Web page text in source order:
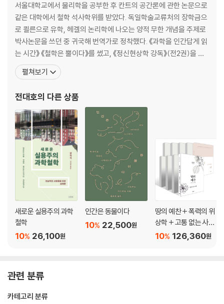
격정적인 맺음말
감사의 말
참고 문헌
용어 설명
옮긴이의 말
인명 찾아보기
서울대학교에서 물리학을 공부한 후 칸트의 공간론에 관한 논문으로
같은 대학에서 철학 석사학위를 받았다. 독일학술교류처의 장학금으
로 쾰른으로 유학, 헤겔의 논리학에 나오는 양적 무한 개념을 주제로
박사논문을 쓰던 중 귀국해 번역가로 정착했다. 《과학을 인간답게 읽
는 시간》 《철학은 뿔이다》를 썼고, 《정신현상학 강독》(전2권)을 옮
기고 썼으며, 《가끔 중세를 꿈꾼다》 《성찰》을 비롯해 몇 권의 시집을
냈다. 《물은 H2O인가?》 《신에 관하여》 《관조하는 삶》 《허구의 철
믹스》 《헤겔》(공역) 《초월적 관념론 체계
펼쳐보기
전대호의 다른 상품
새로운 실용주의 과학
철학
26,100원
10%
인간은 동물이다
22,500원
10%
땅의 예찬 + 폭력의 위
상학 + 고통 없는 사회
+ 리추얼의 종말 + 사
126,360원
10%
관련 분류
카테고리 분류